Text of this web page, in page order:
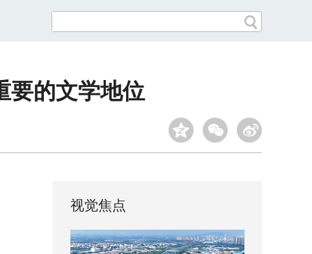
要的文学地位
视觉焦点